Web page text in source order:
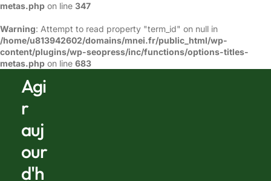
metas.php on line 347
Warning: Attempt to read property "term_id" on null in
/home/u813942602/domains/mnei.fr/public_html/wp-
content/plugins/wp-seopress/inc/functions/options-titles-
metas.php on line 683
Agi
r
auj
our
d'h